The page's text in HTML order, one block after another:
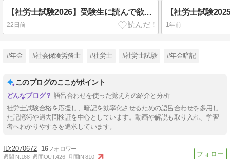
【社労士試験2026】受験生に読んで欲しいこと（解答分布編）
22日前 1年前
#年金 #社会保険労務士 #社労士 #社労士試験 #年金暗記
このブログのここがポイント
語呂合わせを使った覚え方の紹介と分析
社労士試験合格を応援し、暗記を効率化させるための語呂合わせを多用し
た記憶術や過去問検証を中心としています。動画や解説も取り入れ、学習
者へわかりやすさを追求しています。
2070672 16
週間IN:168 週間OUT:426 月間IN:810